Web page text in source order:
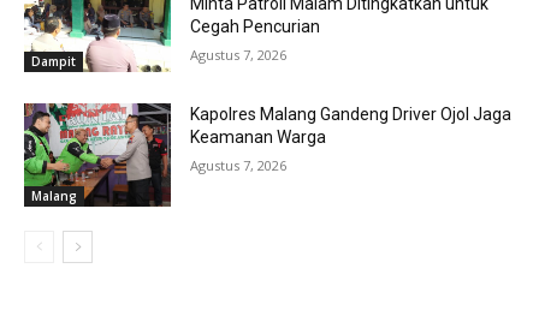
Dampit
Cegah Pencurian
Agustus 7, 2026
Malang
Kapolres Malang Gandeng Driver Ojol Jaga
Keamanan Warga
Agustus 7, 2026